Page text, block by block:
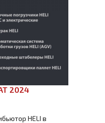
2024
HELI в